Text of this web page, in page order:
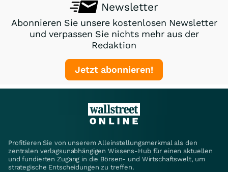
Newsletter
Abonnieren Sie unsere kostenlosen Newsletter
und verpassen Sie nichts mehr aus der
Redaktion
Jetzt abonnieren!
Profitieren Sie von unserem Alleinstellungsmerkmal als den
zentralen verlagsunabhängigen Wissens-Hub für einen aktuellen
und fundierten Zugang in die Börsen- und Wirtschaftswelt, um
strategische Entscheidungen zu treffen.